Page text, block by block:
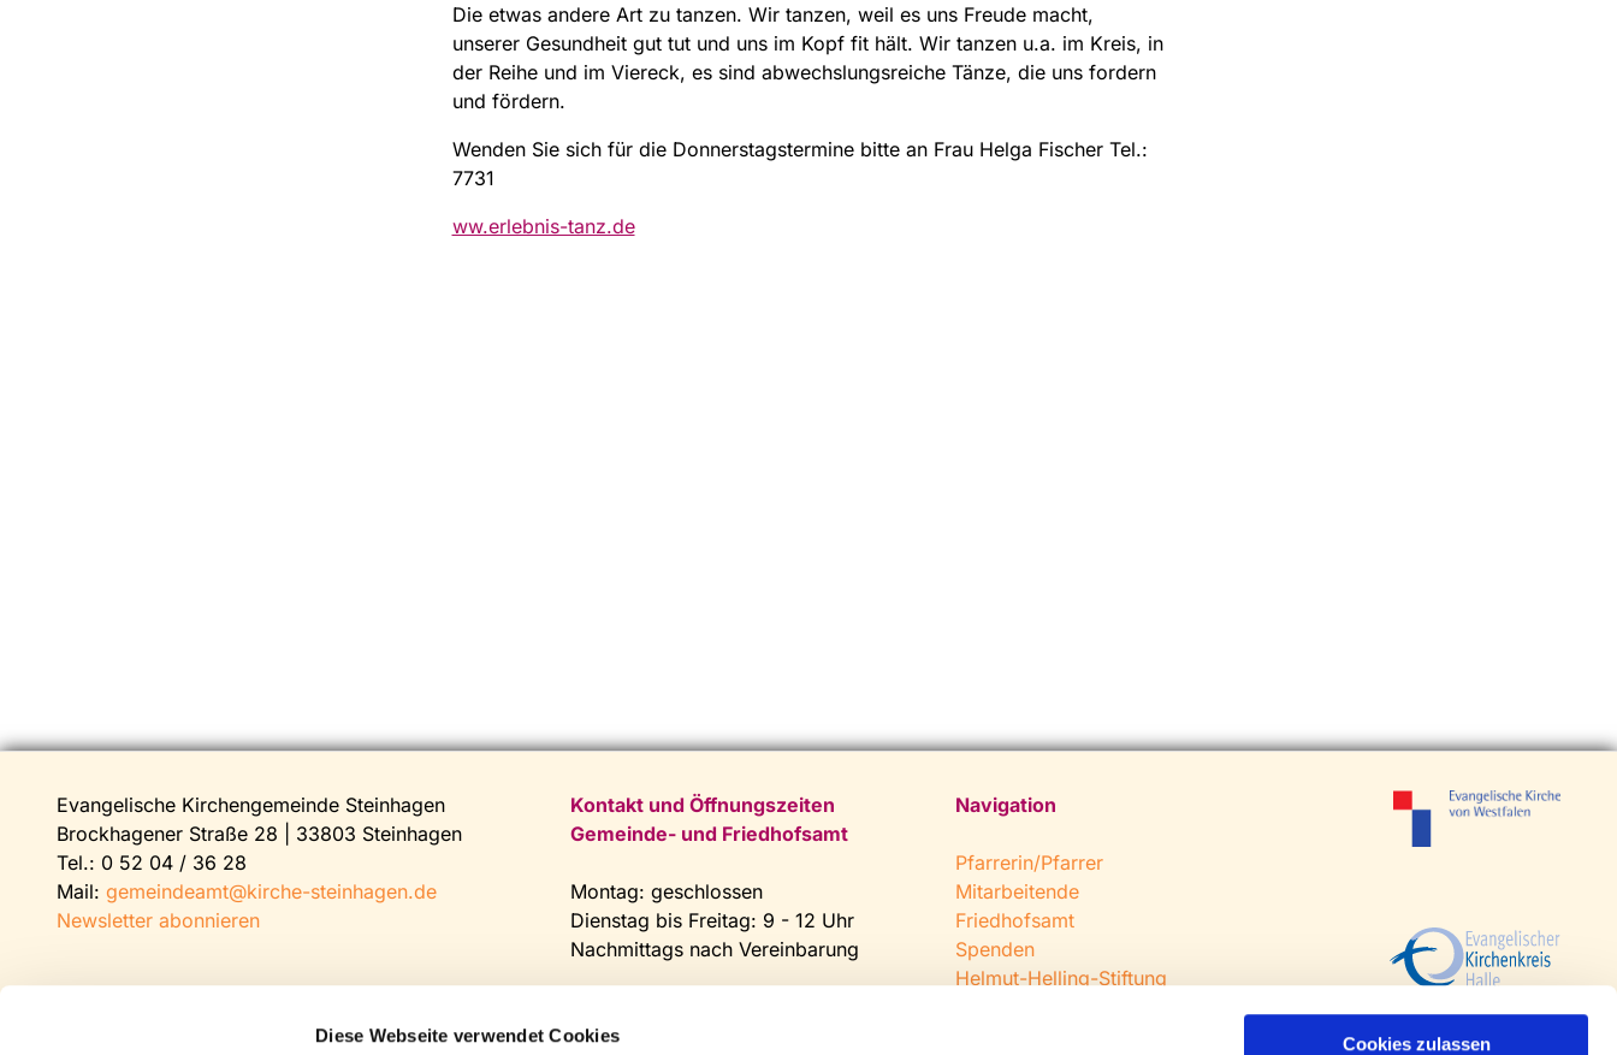
Diese Webseite verwendet Cookies Cookies zulassen
Die etwas andere Art zu tanzen. Wir tanzen, weil es uns Freude macht,
unserer Gesundheit gut tut und uns im Kopf fit hält. Wir tanzen u.a. im Kreis, in
der Reihe und im Viereck, es sind abwechslungsreiche Tänze, die uns fordern
und fördern.
Wenden Sie sich für die Donnerstagstermine bitte an Frau Helga Fischer Tel.:
7731
ww.erlebnis-tanz.de
Evangelische Kirchengemeinde Steinhagen
Brockhagener Straße 28 | 33803 Steinhagen
Tel.: 0 52 04 / 36 28
Mail: gemeindeamt@kirche-steinhagen.de
Newsletter abonnieren
Kontakt und Öffnungszeiten
Gemeinde- und Friedhofsamt
Montag: geschlossen
Dienstag bis Freitag: 9 - 12 Uhr
Nachmittags nach Vereinbarung
Fax: 0 52 04 / 25 65
Navigation
Pfarrerin/Pfarrer
Mitarbeitende
Friedhofsamt
Spenden
Helmut-Helling-Stiftung